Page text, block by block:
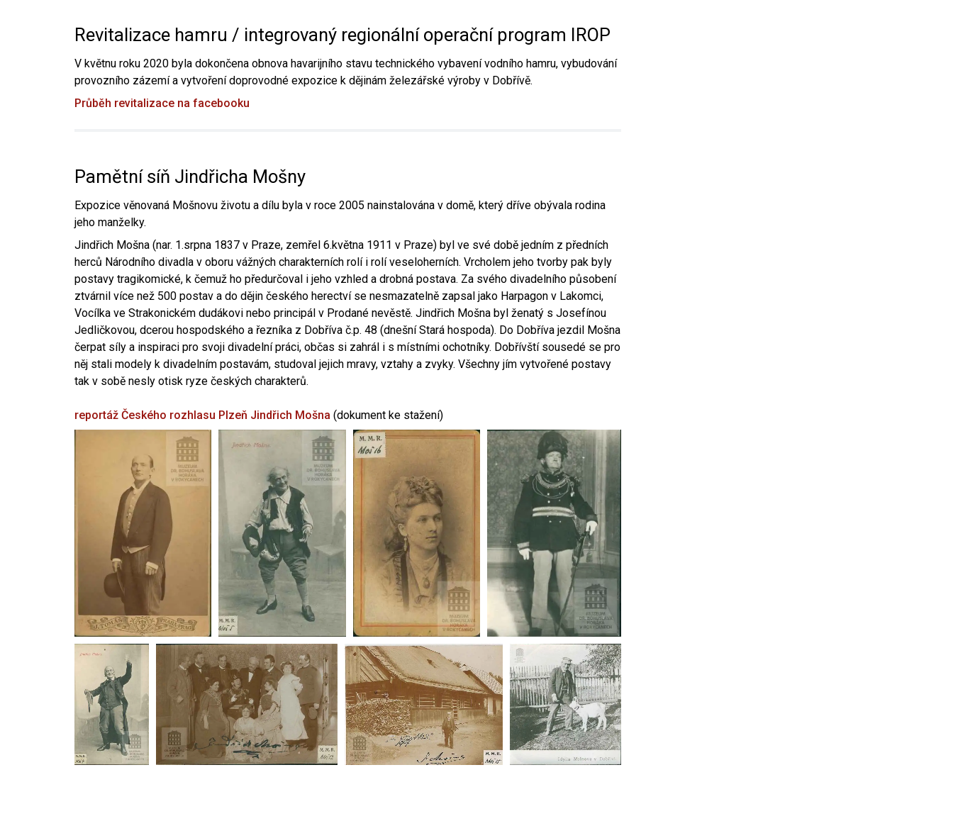
Revitalizace hamru / integrovaný regionální operační program IROP
V květnu roku 2020 byla dokončena obnova havarijního stavu technického vybavení vodního hamru, vybudování
provozního zázemí a vytvoření doprovodné expozice k dějinám železářské výroby v Dobřívě.
Průběh revitalizace na facebooku
Pamětní síň Jindřicha Mošny
Expozice věnovaná Mošnovu životu a dílu byla v roce 2005 nainstalována v domě, který dříve obývala rodina
jeho manželky.
Jindřich Mošna (nar. 1.srpna 1837 v Praze, zemřel 6.května 1911 v Praze) byl ve své době jedním z předních
herců Národního divadla v oboru vážných charakterních rolí i rolí veseloherních. Vrcholem jeho tvorby pak byly
postavy tragikomické, k čemuž ho předurčoval i jeho vzhled a drobná postava. Za svého divadelního působení
ztvárnil více než 500 postav a do dějin českého herectví se nesmazatelně zapsal jako Harpagon v Lakomci,
Vocílka ve Strakonickém dudákovi nebo principál v Prodané nevěstě. Jindřich Mošna byl ženatý s Josefínou
Jedličkovou, dcerou hospodského a řezníka z Dobříva č.p. 48 (dnešní Stará hospoda). Do Dobříva jezdil Mošna
čerpat síly a inspiraci pro svoji divadelní práci, občas si zahrál i s místními ochotníky. Dobřívští sousedé se pro
něj stali modely k divadelním postavám, studoval jejich mravy, vztahy a zvyky. Všechny jím vytvořené postavy
tak v sobě nesly otisk ryze českých charakterů.
reportáž Českého rozhlasu Plzeň Jindřich Mošna (dokument ke stažení)